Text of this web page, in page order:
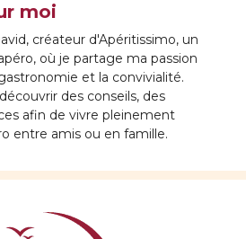
moi
créateur d'Apéritissimo, un
où je partage ma passion
et la convivialité.
des conseils, des
afin de vivre pleinement
entre amis ou en famille.